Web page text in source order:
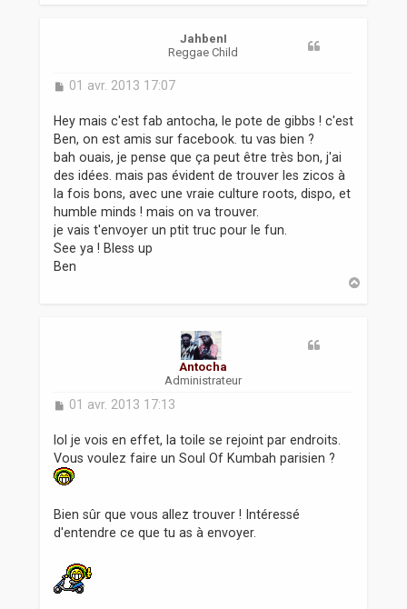
JahbenI
Reggae Child
M
s
s
a
g
e
01 avr. 2013 17:07
Hey mais c'est fab antocha, le pote de gibbs ! c'est
Ben, on est amis sur facebook. tu vas bien ?
bah ouais, je pense que ça peut être très bon, j'ai
des idées. mais pas évident de trouver les zicos à
la fois bons, avec une vraie culture roots, dispo, et
humble minds ! mais on va trouver.
je vais t'envoyer un ptit truc pour le fun.
See ya ! Bless up
Ben
Antocha
Administrateur
M
s
s
a
g
01 avr. 2013 17:13
lol je vois en effet, la toile se rejoint par endroits.
Vous voulez faire un Soul Of Kumbah parisien ?
Bien sûr que vous allez trouver ! Intéressé
d'entendre ce que tu as à envoyer.